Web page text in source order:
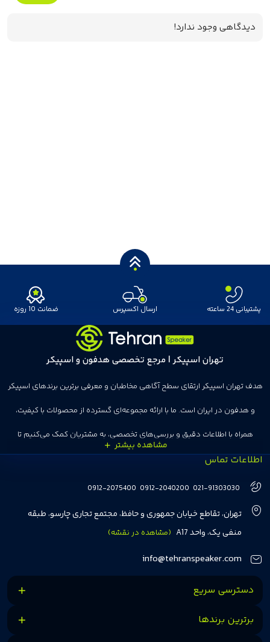
دیدگاهی وجود ندارد!
پشتیبانی 24 ساعته ارسال اکسپرس ضمانت 10 روزه
تهران اسپیکر | مرجع تخصصی هدفون و اسپیکر
هدف تهران اسپیکر ارتقای سطح آگاهی مخاطبان و معرفی برترین برندهای اسپیکر
و هدفون در ایران است. ما با ارائه مجموعه‌ای گسترده از محصولات با کیفیت،
همراه با اطلاعات دقیق و بررسی‌های تخصصی، به مشتریان کمک می‌کنیم تا
انتخاب‌های درست و هوشمندانه‌ای داشته باشند. تهران اسپیکر با تجربه‌ای بیش از
هفت سال در این زمینه، بر ایجاد تجربه خریدی آسان، سریع و مطمئن تمرکز دارد تا
مشتریان بتوانند با خیالی آسوده از انتخاب خود لذت ببرند. ما به رضایت و اعتماد
مشتریان اهمیت می‌دهیم و همواره در تلاشیم تا بهترین‌ها را برای آن‌ها فراهم
کنیم.
اطلاعات تماس
021-91303030
0912-2040200
0912-2075400
تهران، تقاطع خیابان جمهوری و حافظ، مجتمع تجاری چارسو، طبقه
منفی یک، واحد A17
(مشاهده در نقشه)
info@tehranspeaker.com
دسترسی سریع
برترین برندها